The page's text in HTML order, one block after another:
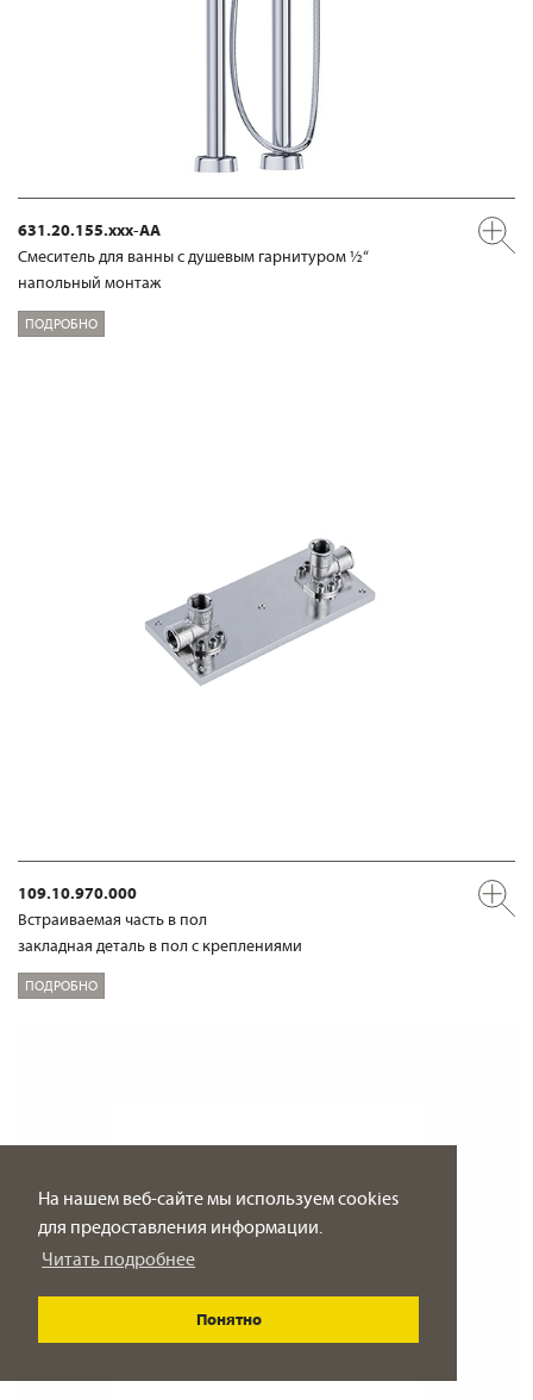
На нашем веб-сайте мы используем cookies
для предоставления информации.
Читать подробнее
Понятно
631.20.155.xxx-AA
Смеситель для ванны с душевым гарнитуром ½“
напольный монтаж
ПОДРОБНО
109.10.970.000
Встраиваемая часть в пол
закладная деталь в пол с креплениями
ПОДРОБНО